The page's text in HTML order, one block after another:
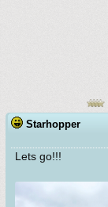
Starhopper
Lets go!!!